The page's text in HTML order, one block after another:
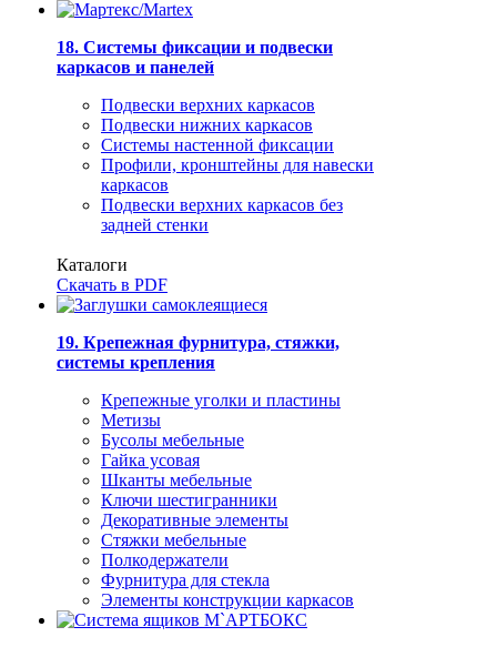
18. Системы фиксации и подвески
каркасов и панелей
Подвески верхних каркасов
Подвески нижних каркасов
Системы настенной фиксации
Профили, кронштейны для навески
каркасов
Подвески верхних каркасов без
задней стенки
Каталоги
Скачать в PDF
19. Крепежная фурнитура, стяжки,
системы крепления
Крепежные уголки и пластины
Метизы
Бусолы мебельные
Гайка усовая
Шканты мебельные
Ключи шестигранники
Декоративные элементы
Стяжки мебельные
Полкодержатели
Фурнитура для стекла
Элементы конструкции каркасов